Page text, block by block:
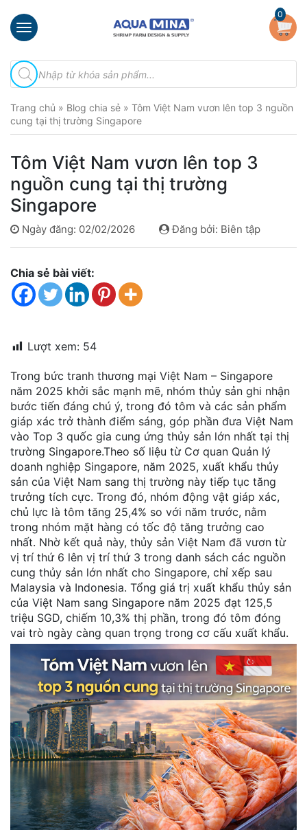
×
chủ
thiệu
Sản
Đầu
Phun
Vi
Bọt
Khí
Ventek
Hướng
dẫn
lắp
Quy
Blog
chia
sẻ
Liên
hệ
0
Tìm
kiếm
sản
Trang chủ » Blog chia sẻ » Tôm Việt Nam vươn lên top 3 nguồn
cung tại thị trường Singapore
Tôm Việt Nam vươn lên top 3
nguồn cung tại thị trường
Singapore
Ngày đăng: 02/02/2026 Đăng bởi: Biên tập
Chia sẻ bài viết:
Lượt xem: 54
Trong bức tranh thương mại Việt Nam – Singapore
năm 2025 khởi sắc mạnh mẽ, nhóm thủy sản ghi nhận
bước tiến đáng chú ý, trong đó tôm và các sản phẩm
giáp xác trở thành điểm sáng, góp phần đưa Việt Nam
vào Top 3 quốc gia cung ứng thủy sản lớn nhất tại thị
trường Singapore.Theo số liệu từ Cơ quan Quản lý
doanh nghiệp Singapore, năm 2025, xuất khẩu thủy
sản của Việt Nam sang thị trường này tiếp tục tăng
trưởng tích cực. Trong đó, nhóm động vật giáp xác,
chủ lực là tôm tăng 25,4% so với năm trước, nằm
trong nhóm mặt hàng có tốc độ tăng trưởng cao
nhất. Nhờ kết quả này, thủy sản Việt Nam đã vươn từ
vị trí thứ 6 lên vị trí thứ 3 trong danh sách các nguồn
cung thủy sản lớn nhất cho Singapore, chỉ xếp sau
Malaysia và Indonesia. Tổng giá trị xuất khẩu thủy sản
của Việt Nam sang Singapore năm 2025 đạt 125,5
triệu SGD, chiếm 10,3% thị phần, trong đó tôm đóng
vai trò ngày càng quan trọng trong cơ cấu xuất khẩu.